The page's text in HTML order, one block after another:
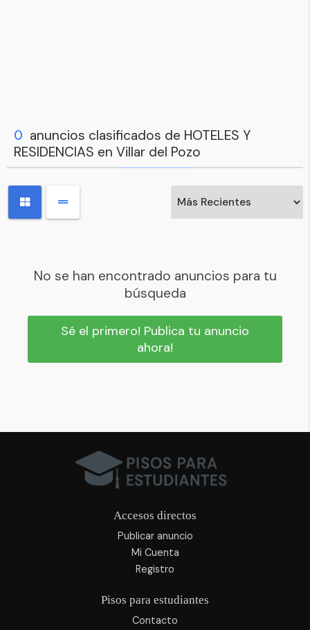
0 anuncios clasificados de HOTELES Y
RESIDENCIAS en Villar del Pozo
No se han encontrado anuncios para tu
búsqueda
Sé el primero! Publica tu anuncio
ahora!
Accesos directos
Publicar anuncio
Mi Cuenta
Registro
Pisos para estudiantes
Contacto